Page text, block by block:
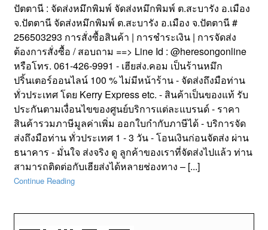
ปัตตานี : จัดส่งหมึกพิมพ์ จัดส่งหมึกพิมพ์ ต.สะบารัง อ.เมือง
จ.ปัตตานี จัดส่งหมึกพิมพ์ ต.สะบารัง อ.เมือง จ.ปัตตานี #
256503293 การสั่งซื้อสินค้า | การชำระเงิน | การจัดส่ง
ต้องการสั่งซื้อ / สอบถาม ==> Line Id : @heresongonline
หรือโทร. 061-426-9991 - เฮียส่ง.คอม เป็นร้านหมึก
ปริ้นเตอร์ออนไลน์ 100 % ไม่มีหน้าร้าน - จัดส่งถึงมือท่าน
ทั่วประเทศ โดย Kerry Express etc. - สินค้าเป็นของแท้ รับ
ประกันตามเงื่อนไขของศูนย์บริการแต่ละแบรนด์ - ราคา
สินค้ารวมภาษีมูลค่าเพิ่ม ออกใบกำกับภาษีได้ - บริการจัด
ส่งถึงมือท่าน ทั่วประเทศ 1 - 3 วัน - โอนเงินก่อนจัดส่ง ผ่าน
ธนาคาร - มั่นใจ ส่งจริง ดู ลูกค้าของเราที่จัดส่งไปแล้ว ท่าน
สามารถติดต่อกับเฮียส่งได้หลายช่องทาง – [...]
Continue Reading